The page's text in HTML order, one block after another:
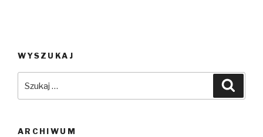
WYSZUKAJ
ARCHIWUM